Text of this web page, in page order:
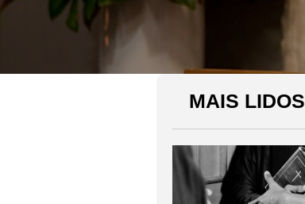
MAIS LIDOS